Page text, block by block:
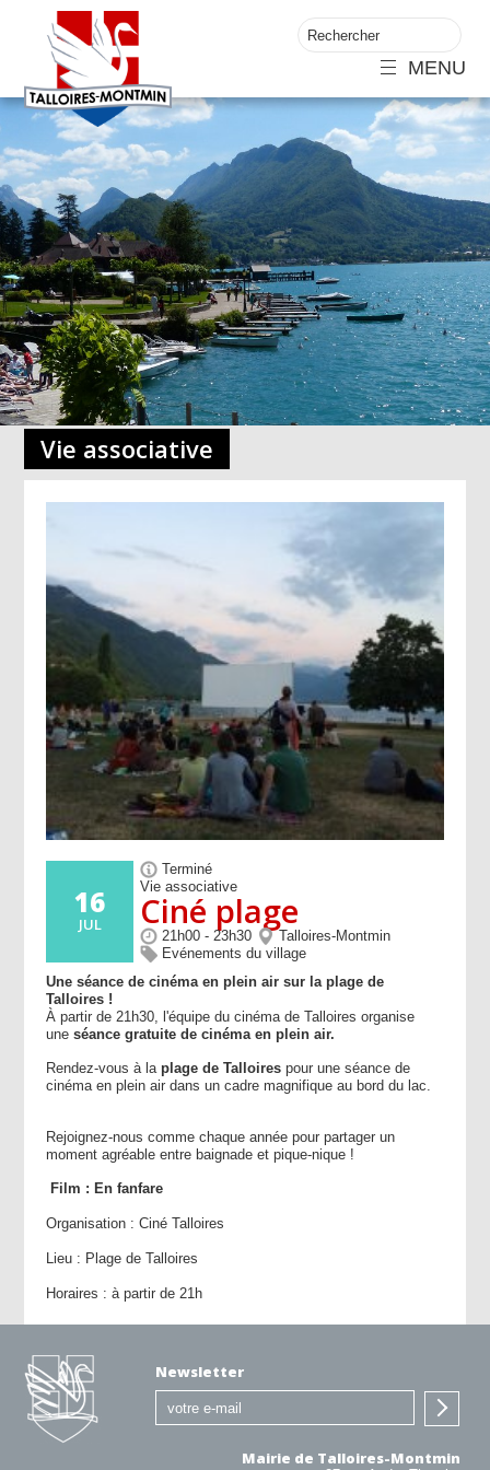
MENU
Vie associative
16
JUL
Terminé
Vie associative
Ciné plage
21h00 - 23h30
Talloires-Montmin
Evénements du village
Une séance de cinéma en plein air sur la plage de
Talloires !
À partir de 21h30, l'équipe du cinéma de Talloires organise
uneséance gratuite de cinéma en plein air.
Rendez-vous à laplage de Talloires pour une séance de
cinéma en plein air dans un cadre magnifique au bord du lac.
Rejoignez-nous comme chaque année pour partager un
moment agréable entre baignade et pique-nique !
Film : En fanfare
Organisation : Ciné Talloires
Lieu : Plage de Talloires
Horaires : à partir de 21h
Newsletter
Mairie de Talloires-Montmin